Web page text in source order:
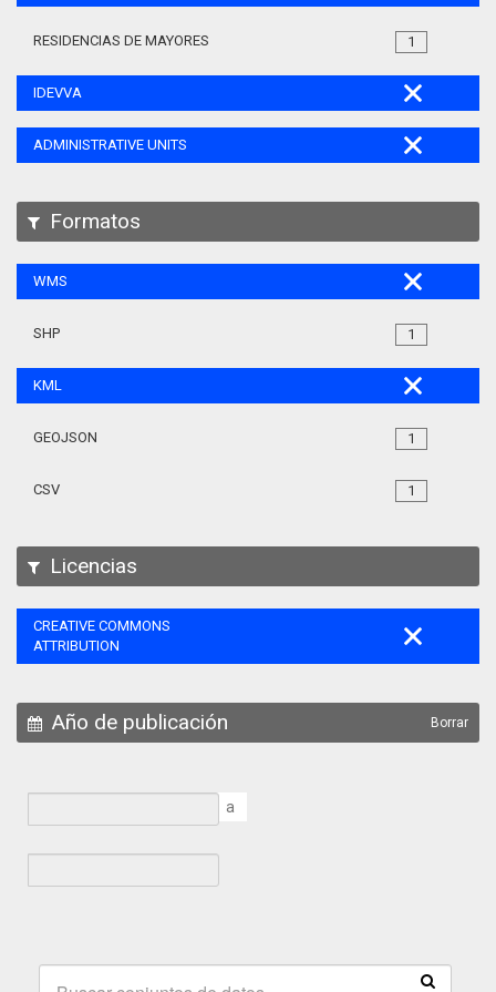
1
RESIDENCIAS DE MAYORES
IDEVVA
ADMINISTRATIVE UNITS
Formatos
WMS
1
SHP
KML
1
GEOJSON
1
CSV
Licencias
CREATIVE COMMONS
ATTRIBUTION
Año de publicación Borrar
a